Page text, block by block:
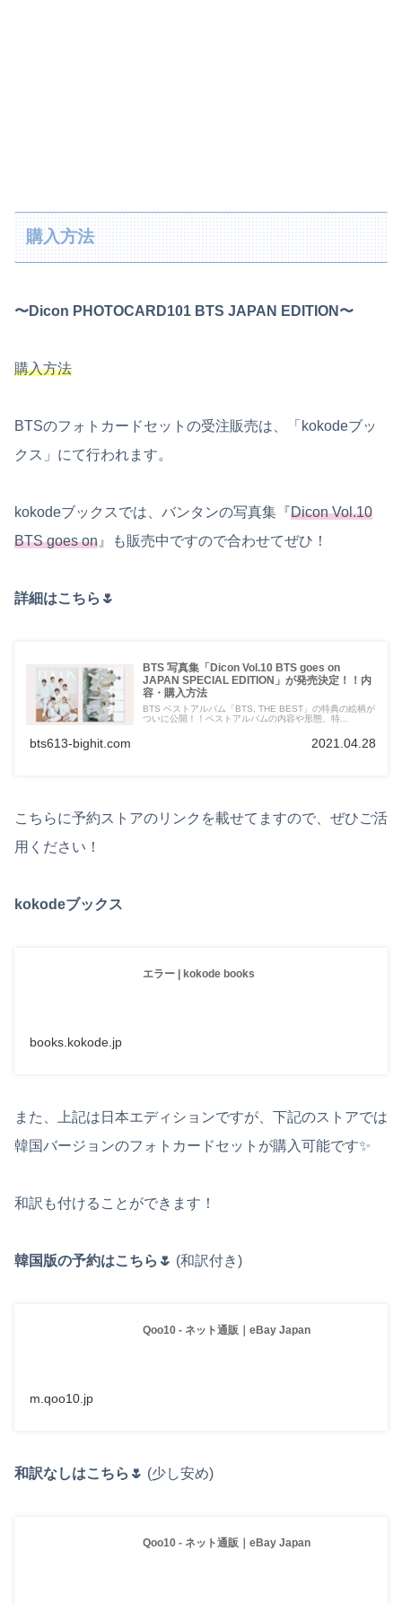
購入方法
〜Dicon PHOTOCARD101 BTS JAPAN EDITION〜
購入方法
BTSのフォトカードセットの受注販売は、「kokodeブッ
クス」にて行われます。
kokodeブックスでは、バンタンの写真集『Dicon Vol.10
BTS goes on 』も販売中ですので合わせてぜひ！
詳細はこちら🌷
BTS 写真集「Dicon Vol.10 BTS goes on
JAPAN SPECIAL EDITION」が発売決定！！内
容・購入方法
BTS ベストアルバム「BTS, THE BEST」の特典の絵柄が
ついに公開！！ベストアルバムの内容や形態、特...
bts613-bighit.com 2021.04.28
こちらに予約ストアのリンクを載せてますので、ぜひご活
用ください！
kokodeブックス
エラー | kokode books
books.kokode.jp
また、上記は日本エディションですが、下記のストアでは
韓国バージョンのフォトカードセットが購入可能です✨
和訳も付けることができます！
韓国版の予約はこちら🌷 (和訳付き)
Qoo10 - ネット通販｜eBay Japan
m.qoo10.jp
和訳なしはこちら🌷 (少し安め)
Qoo10 - ネット通販｜eBay Japan